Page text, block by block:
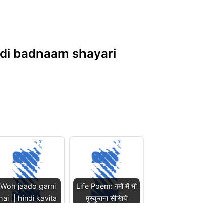
badnaam shayari
Woh jaado garni
|| hindi kavita
Life Poem: गमों में भी
मुस्कुराना सीखिये